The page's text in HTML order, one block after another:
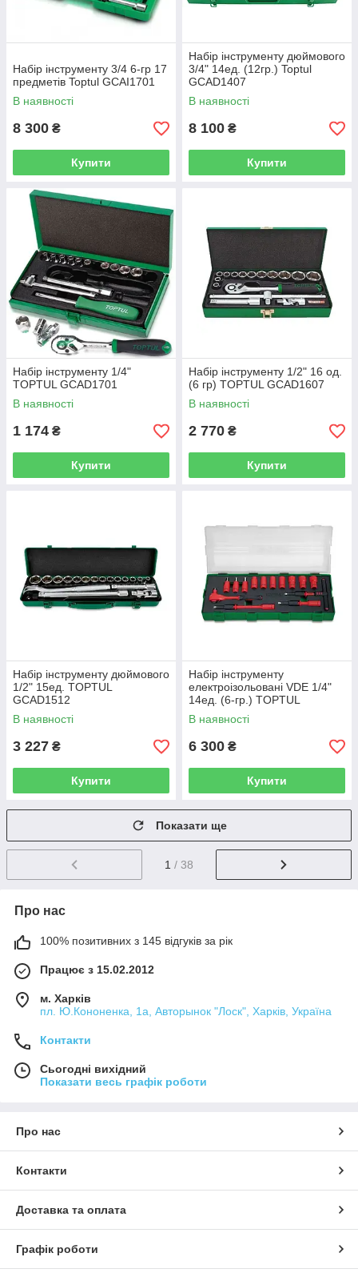
Набір інструменту 3/4 6-гр 17
предметів Toptul GCAI1701
В наявності
8 300 ₴
Купити
Набір інструменту дюймового
3/4" 14ед. (12гр.) Toptul
GCAD1407
В наявності
8 100 ₴
Купити
Набір інструменту 1/4"
TOPTUL GCAD1701
В наявності
1 174 ₴
Купити
Набір інструменту 1/2" 16 од.
(6 гр) TOPTUL GCAD1607
В наявності
2 770 ₴
Купити
Набір інструменту дюймового
1/2" 15ед. TOPTUL
GCAD1512
В наявності
3 227 ₴
Купити
Набір інструменту
електроізольовані VDE 1/4"
14ед. (6-гр.) TOPTUL
GZA1447
В наявності
6 300 ₴
Купити
Показати ще
1 / 38
Про нас
100% позитивних з 145 відгуків за рік
Працює з 15.02.2012
м. Харків
пл. Ю.Кононенка, 1а, Авторынок "Лоск", Харків, Україна
Контакти
Сьогодні вихідний
Показати весь графік роботи
Про нас
Контакти
Доставка та оплата
Графік роботи